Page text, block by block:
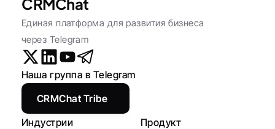
CRMChat
Единая платформа для развития бизнеса
через Telegram
Индустрии Продукт
Наша группа в Telegram
CRMChat Tribe